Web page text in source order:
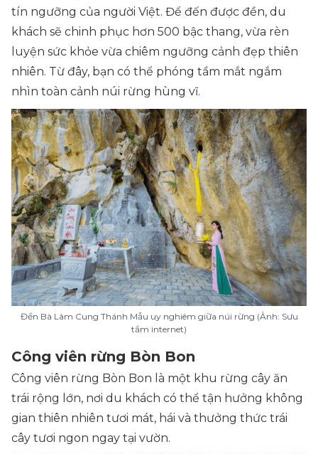
tín ngưỡng của người Việt. Để đến được đền, du
khách sẽ chinh phục hơn 500 bậc thang, vừa rèn
luyện sức khỏe vừa chiêm ngưỡng cảnh đẹp thiên
nhiên. Từ đây, bạn có thể phóng tầm mắt ngắm
nhìn toàn cảnh núi rừng hùng vĩ.
Đền Bà Lâm Cung Thánh Mẫu uy nghiêm giữa núi rừng (Ảnh: Sưu
tầm internet)
Công viên rừng Bòn Bon
Công viên rừng Bòn Bon là một khu rừng cây ăn
trái rộng lớn, nơi du khách có thể tận hưởng không
gian thiên nhiên tươi mát, hái và thưởng thức trái
cây tươi ngon ngay tại vườn.